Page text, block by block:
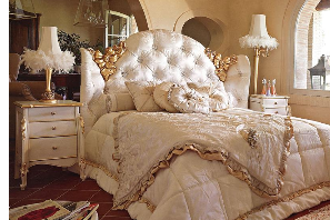
Композиция для спальной
входят: односпальная кровать.
банкетка, настольная лампа.